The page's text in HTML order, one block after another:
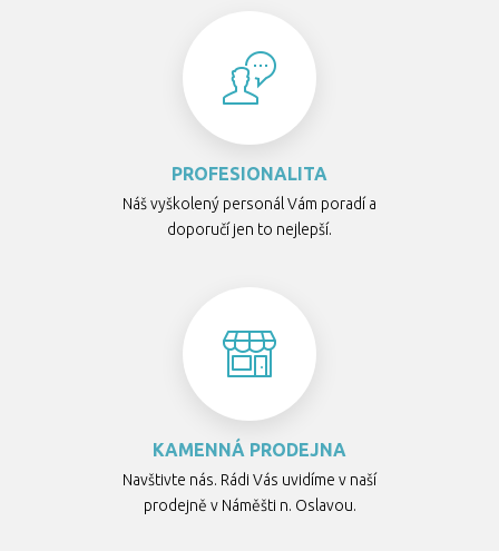
PROFESIONALITA
Náš vyškolený personál Vám poradí a
doporučí jen to nejlepší.
KAMENNÁ PRODEJNA
Navštivte nás. Rádi Vás uvidíme v naší
prodejně v Náměšti n. Oslavou.